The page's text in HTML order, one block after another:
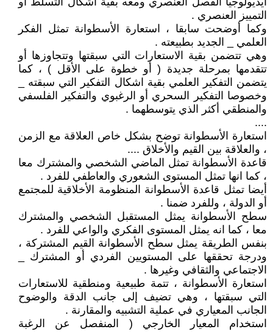
التمييز العنصري .
وكما أوضحت سابقا ، استعارة الأسطوانة تمثل الفكر
العلمي _ الجديد بطبيعته .
وهي تتضمن بقية الاستعارات التي سبقتها وتتجاوزها أو
تتقدمها بمرحلة جديدة ( أو خطوة على الأقل ) ، كما
يتضمن التفكير العلمي بقية اشكال التفكير التي سبقته _
وخصوصا التفكير السحري أو الرغبوي والتفكير الفلسفي
والمنطقي أكثر الذي يتوسطهما .
....
استعارة الأسطوانة توضح بشكل خاص العلاقة مع الزمن
، والعلاقة بين القيم والأخلاق ....
قاعدة الأسطوانة تمثل الماضي الشخصي والمشترك معا
، كما انها تمثل المستوى الشعوري والعاطفي للفرد .
أيضا تمثل قاعدة الأسطوانة المنظومة الأخلاقية للمجتمع
أو الدولة ، وللفرد ضمنا .
سطح الأسطوانة يمثل المستقبل الشخصي والمشترك
معا ، كما انه يمثل المستوى الفكري والواعي للفرد .
بنفس الطريقة يمثل سطح الأسطوانة القيم المشتركة ،
ودرجة تحققها على المستويين الفردي أو المشترك _
الاجتماعي والثقافي وغيرها .
استعارة الأسطوانة ، تتمة طبيعية ومنطقية للاستعارات
التي سبقتها ، وهي تضيف إلى جانب الدقة والوضوح
الجانب المعياري في عملية التشبيه والمقارنة .
استخدام المعيار الخارجي ( المنفصل عن الرغبة